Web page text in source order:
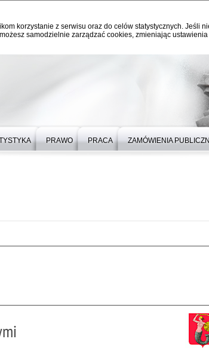
korzystanie z serwisu oraz do celów statystycznych. Jeśli
samodzielnie zarządzać cookies, zmieniając
PRAWO PRACA ZAMÓWIENIA